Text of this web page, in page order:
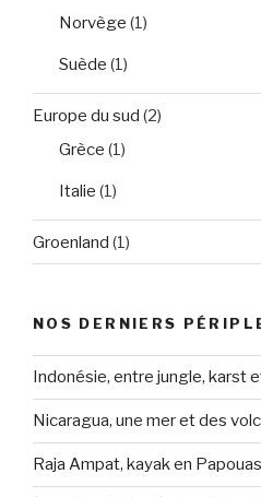
Norvège (1)
Suède (1)
Europe du sud (2)
Grèce (1)
Italie (1)
Groenland (1)
NOS DERNIERS
Indonésie, entre jungle, karst
Nicaragua, une mer et des
Raja Ampat, kayak en